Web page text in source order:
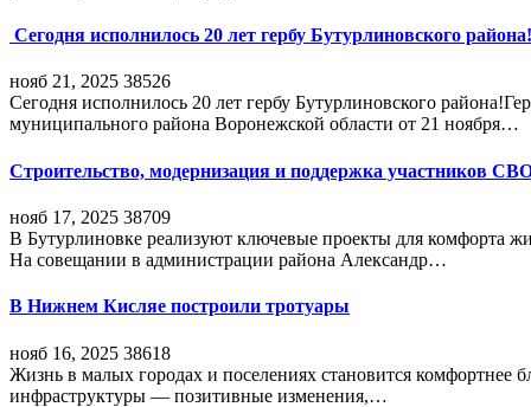
Сегодня исполнилось 20 лет гербу Бутурлиновского района!
нояб 21, 2025 38526
Сегодня исполнилось 20 лет гербу Бутурлиновского
муниципального района Воронежской области от 21 ноября…
Строительство, модернизация и поддержка участников
нояб 17, 2025 38709
В Бутурлиновке реализуют ключевые проекты для комфорта
На совещании в администрации района Александр…
В Нижнем Кисляе построили тротуары
нояб 16, 2025 38618
Жизнь в малых городах и поселениях становится комфортнее
инфраструктуры — позитивные изменения,…